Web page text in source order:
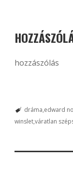
hozzászólás
dráma edward
winsletváratlan